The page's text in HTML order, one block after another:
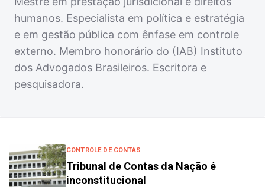
humanos. Especialista em política e estratégia
e em gestão pública com ênfase em controle
externo. Membro honorário do (IAB) Instituto
dos Advogados Brasileiros. Escritora e
pesquisadora.
CONTROLE DE CONTAS
Tribunal de Contas da Nação é
inconstitucional